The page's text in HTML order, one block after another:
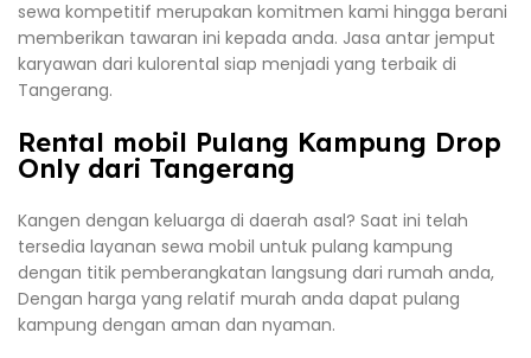
sewa kompetitif merupakan komitmen kami hingga berani
memberikan tawaran ini kepada anda. Jasa antar jemput
karyawan dari kulorental siap menjadi yang terbaik di
Tangerang.
Rental mobil Pulang Kampung Drop
Only dari Tangerang
Kangen dengan keluarga di daerah asal? Saat ini telah
tersedia layanan sewa mobil untuk pulang kampung
dengan titik pemberangkatan langsung dari rumah anda,
Dengan harga yang relatif murah anda dapat pulang
kampung dengan aman dan nyaman.